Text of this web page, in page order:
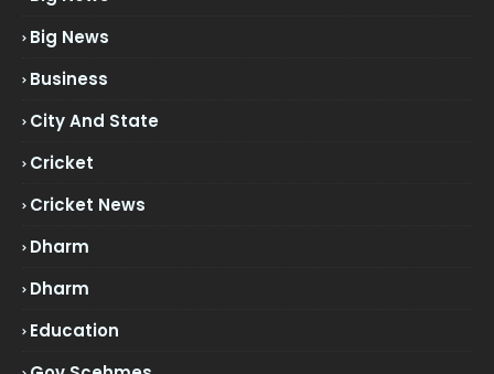
Big News
Business
City And State
Cricket
Cricket News
Dharm
Dharm
Education